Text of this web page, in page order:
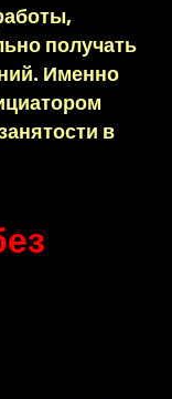
получать
Именно
в